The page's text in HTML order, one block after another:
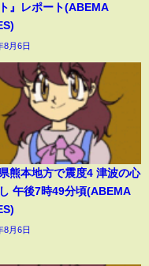
』レポート(ABEMA
8月6日
熊本地方で震度4 津波の心
午後7時49分頃(ABEMA
8月6日